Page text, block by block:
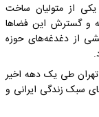
از متولیان ساخت
و گسترش این فضاها
از دغدغه‌های حوزه
طی یک دهه اخیر
سبک زندگی ایرانی و